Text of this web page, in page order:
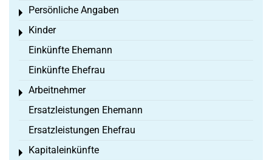
Persönliche Angaben
Toggle menu
Kinder
Toggle menu
Einkünfte Ehemann
Einkünfte Ehefrau
Arbeitnehmer
Toggle menu
Ersatzleistungen Ehemann
Ersatzleistungen Ehefrau
Kapitaleinkünfte
Toggle menu